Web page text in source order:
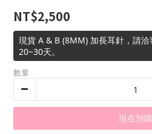
NT$2,500
現貨 A & B (8MM) 加長耳針，請
20~30天。
數量
現在預購